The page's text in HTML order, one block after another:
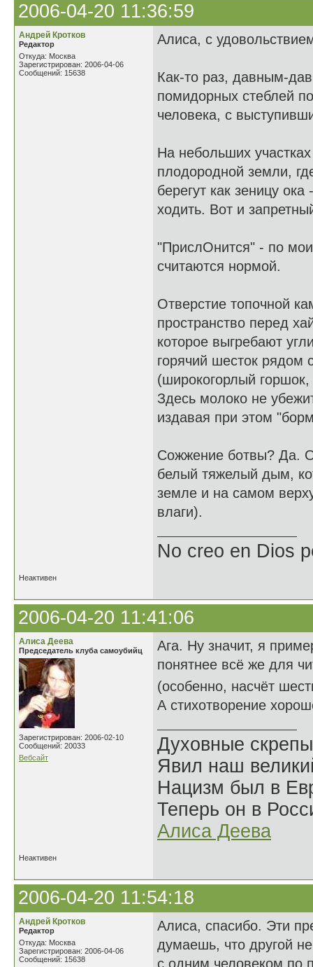
2006-04-20 11:36:59
Андрей Кротков
Редактор
Откуда: Москва
Зарегистрирован: 2006-04-06
Сообщений: 15638
Алиса, с
Как-то раз, давным-
помидорных стеблей
человека, с
На небольших
плодородной земли,
берегут как зеницу
ходить. Вот и
"ПрислОнится" - по
считаются нормой.
Отверстие топочной
пространство перед
которое выгребают
горячий шесток рядом
(широкогорлый
Здесь молоко не
издавая при этом
Сожжение ботвы? Да.
белый тяжелый дым,
земле и на самом
влаги).
No creo en Dios
Неактивен
2006-04-20 11:41:06
Алиса Деева
Председатель клуба самоубийц
Зарегистрирован: 2006-02-10
Сообщений: 20033
Вебсайт
Ага. Ну значит, я
понятнее всё же для
(особенно, насчёт
А стихотворение
Духовные
Явил наш
Нацизм был в
Теперь он в
Алиса Деева
Неактивен
2006-04-20 11:54:18
Андрей Кротков
Редактор
Откуда: Москва
Зарегистрирован: 2006-04-06
Сообщений: 15638
Алиса, спасибо. Эти
думаешь, что другой
с одним человеком по